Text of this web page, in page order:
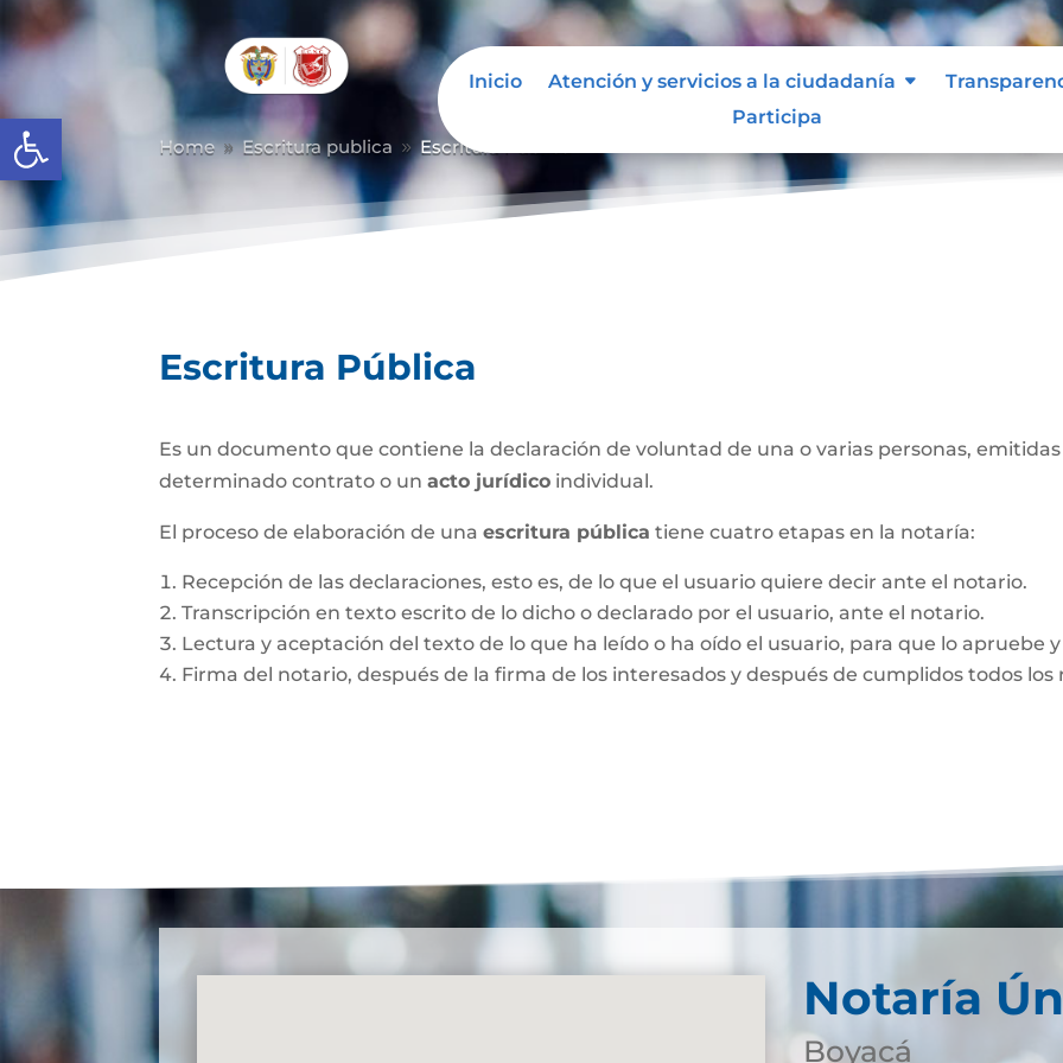
Abrir barra de herramientas
Inicio Atención y servicios a la ciudadanía
Participa
Home 9 Escritura publica 9 Escritura Pública
Escritura Pública
Es un documento que contiene la declaración de voluntad de una o varias personas,
determinado contrato o unacto jurídico individual.
El proceso de elaboración de unaescritura pública tiene cuatro etapas en la notaría:
Recepción de las declaraciones, esto es, de lo que el usuario quiere decir ante el notario.
Transcripción en texto escrito de lo dicho o declarado por el usuario, ante el notario.
Lectura y aceptación del texto de lo que ha leído o ha oído el usuario, para que lo apruebe
Firma del notario, después de la firma de los interesados y después de cumplidos todos
Notaría
Boyacá